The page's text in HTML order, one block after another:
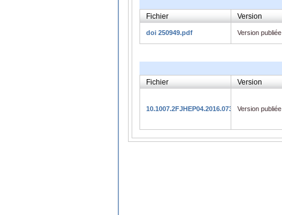
Fichier Version
doi 250949.pdf Version publiée
Fichier Version
10.1007.2FJHEP04.2016.073.pdfVersion publiée